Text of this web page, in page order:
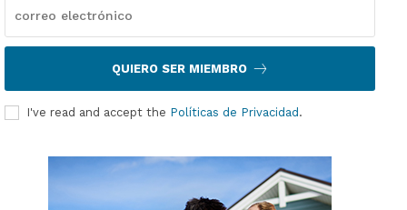
QUIERO SER MIEMBRO
I've read and accept the Políticas de Privacidad.